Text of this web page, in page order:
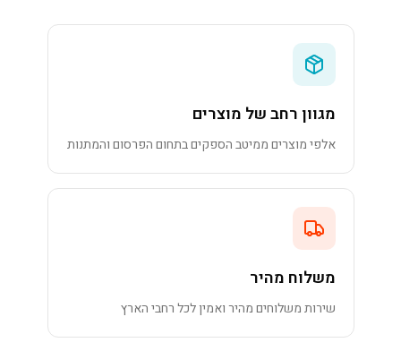
מגוון רחב של מוצרים
אלפי מוצרים ממיטב הספקים בתחום הפרסום והמתנות
משלוח מהיר
שירות משלוחים מהיר ואמין לכל רחבי הארץ